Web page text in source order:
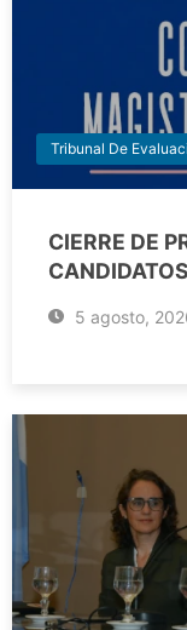
Tribunal De
CIERRE DE
CANDIDATOS
5 agosto,